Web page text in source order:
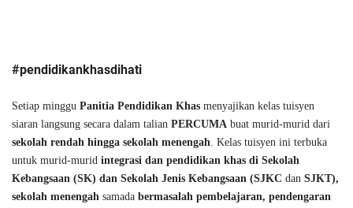
#pendidikankhasdihati
Setiap minggu Panitia Pendidikan Khas menyajikan kelas tuisyen
siaran langsung secara dalam talian PERCUMA
sekolah rendah hingga sekolah menengah. Kelas tuisyen ini terbuka
untuk murid-murid integrasi dan pendidikan khas di Sekolah
Kebangsaan (SK) dan Sekolah Jenis Kebangsaan (SJKC dan SJKT),
sekolah menengah samada bermasalah pembelajaran, pendengaran